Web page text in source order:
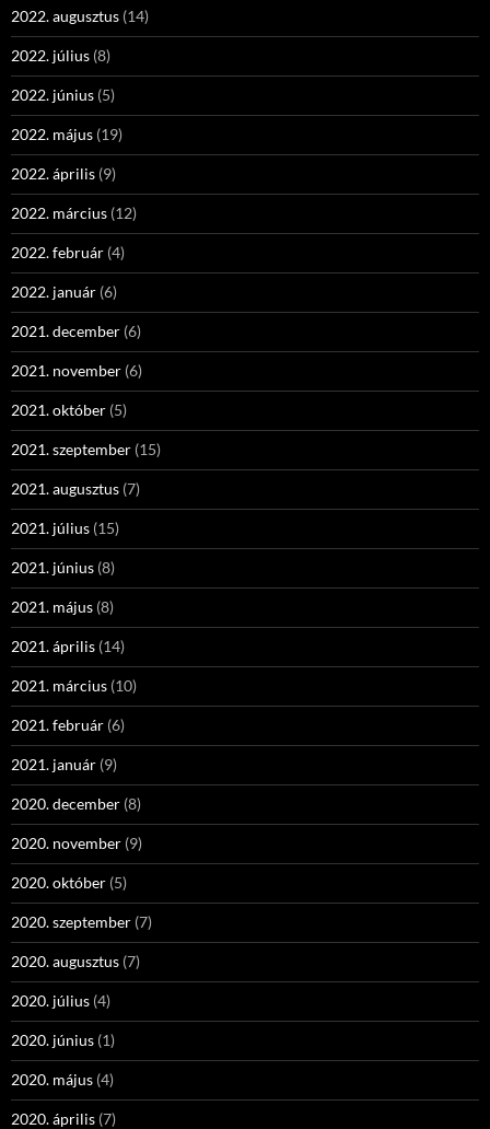
2022. augusztus (14)
2022. július (8)
2022. június (5)
2022. május (19)
2022. április (9)
2022. március (12)
2022. február (4)
2022. január (6)
2021. december (6)
2021. november (6)
2021. október (5)
2021. szeptember (15)
2021. augusztus (7)
2021. július (15)
2021. június (8)
2021. május (8)
2021. április (14)
2021. március (10)
2021. február (6)
2021. január (9)
2020. december (8)
2020. november (9)
2020. október (5)
2020. szeptember (7)
2020. augusztus (7)
2020. július (4)
2020. június (1)
2020. május (4)
2020. április (7)